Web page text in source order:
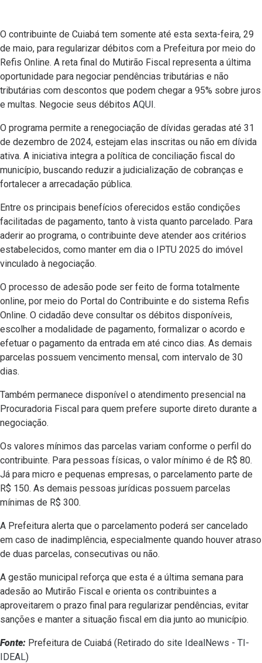
O contribuinte de Cuiabá tem somente até esta sexta-feira, 29
de maio, para regularizar débitos com a Prefeitura por meio do
Refis Online. A reta final do Mutirão Fiscal representa a última
oportunidade para negociar pendências tributárias e não
tributárias com descontos que podem chegar a 95% sobre juros
e multas. Negocie seus débitos AQUI.
O programa permite a renegociação de dívidas geradas até 31
de dezembro de 2024, estejam elas inscritas ou não em dívida
ativa. A iniciativa integra a política de conciliação fiscal do
município, buscando reduzir a judicialização de cobranças e
fortalecer a arrecadação pública.
Entre os principais benefícios oferecidos estão condições
facilitadas de pagamento, tanto à vista quanto parcelado. Para
aderir ao programa, o contribuinte deve atender aos critérios
estabelecidos, como manter em dia o IPTU 2025 do imóvel
vinculado à negociação.
O processo de adesão pode ser feito de forma totalmente
online, por meio do Portal do Contribuinte e do sistema Refis
Online. O cidadão deve consultar os débitos disponíveis,
escolher a modalidade de pagamento, formalizar o acordo e
efetuar o pagamento da entrada em até cinco dias. As demais
parcelas possuem vencimento mensal, com intervalo de 30
dias.
Também permanece disponível o atendimento presencial na
Procuradoria Fiscal para quem prefere suporte direto durante a
negociação.
Os valores mínimos das parcelas variam conforme o perfil do
contribuinte. Para pessoas físicas, o valor mínimo é de R$ 80.
Já para micro e pequenas empresas, o parcelamento parte de
R$ 150. As demais pessoas jurídicas possuem parcelas
mínimas de R$ 300.
A Prefeitura alerta que o parcelamento poderá ser cancelado
em caso de inadimplência, especialmente quando houver atraso
de duas parcelas, consecutivas ou não.
A gestão municipal reforça que esta é a última semana para
adesão ao Mutirão Fiscal e orienta os contribuintes a
aproveitarem o prazo final para regularizar pendências, evitar
sanções e manter a situação fiscal em dia junto ao município.
Fonte: Prefeitura de Cuiabá (Retirado do site IdealNews - TI-
IDEAL)